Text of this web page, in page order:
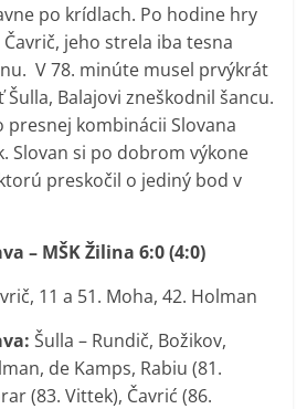
po krídlach. Po hodine hry
jeho strela iba tesna
V 78. minúte musel prvýkrát
Šulla, Balajovi zneškodnil šancu.
presnej kombinácii Slovana
Slovan si po dobrom výkone
preskočil o jediný bod v
– MŠK Žilina 6:0 (4:0)
11 a 51. Moha, 42. Holman
Šulla – Rundič, Božikov,
de Kamps, Rabiu (81.
(83. Vittek), Čavrić (86.